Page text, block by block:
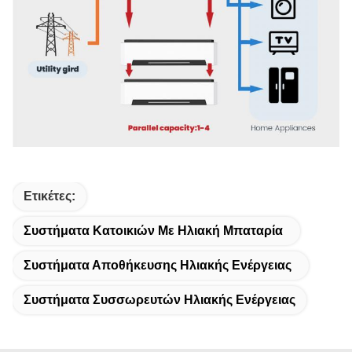
Ετικέτες:
Συστήματα Κατοικιών Με Ηλιακή Μπαταρία
Συστήματα Αποθήκευσης Ηλιακής Ενέργειας
Συστήματα Συσσωρευτών Ηλιακής Ενέργειας